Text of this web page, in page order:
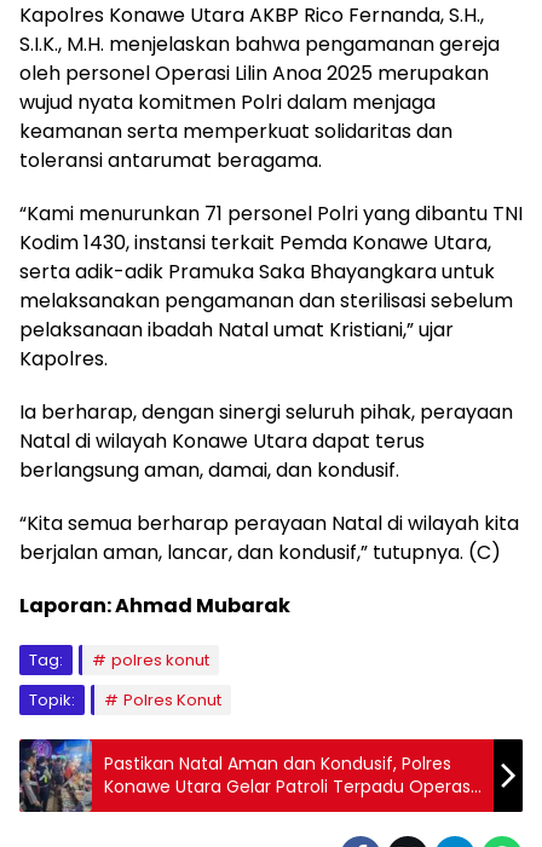
Kapolres Konawe Utara AKBP Rico Fernanda, S.H.,
S.I.K., M.H. menjelaskan bahwa pengamanan gereja
oleh personel Operasi Lilin Anoa 2025 merupakan
wujud nyata komitmen Polri dalam menjaga
keamanan serta memperkuat solidaritas dan
toleransi antarumat beragama.
“Kami menurunkan 71 personel Polri yang dibantu TNI
Kodim 1430, instansi terkait Pemda Konawe Utara,
serta adik-adik Pramuka Saka Bhayangkara untuk
melaksanakan pengamanan dan sterilisasi sebelum
pelaksanaan ibadah Natal umat Kristiani,” ujar
Kapolres.
Ia berharap, dengan sinergi seluruh pihak, perayaan
Natal di wilayah Konawe Utara dapat terus
berlangsung aman, damai, dan kondusif.
“Kita semua berharap perayaan Natal di wilayah kita
berjalan aman, lancar, dan kondusif,” tutupnya. (C)
Laporan: Ahmad Mubarak
Tag:
polres konut
Topik:
Polres Konut
Pastikan Natal Aman dan Kondusif, Polres
Konawe Utara Gelar Patroli Terpadu Operasi
Lilin Anoa 2025